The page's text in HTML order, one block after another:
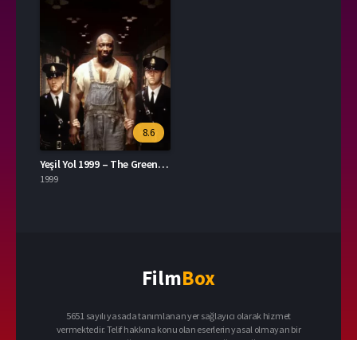
8.6
Yeşil Yol 1999 – The Green Mile 1080p Turkce Dublaj izle
1999
FilmBox
5651 sayılı yasada tanımlanan yer sağlayıcı olarak hizmet
vermektedir. Telif hakkına konu olan eserlerin yasal olmayan bir